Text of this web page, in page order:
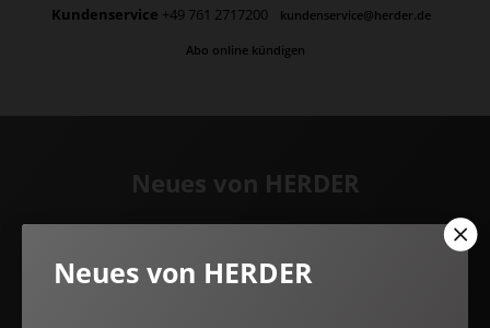
Kundenservice +49 761 2717200 kundenservice@herder.de
Abo online kündigen
Neues von HERDER
abonnierenund willige in die Verwendung meiner Kontaktdaten
zum Zweck des E-Mail-Marketings durch den Verlag Herder ein.
Neues von HERDER